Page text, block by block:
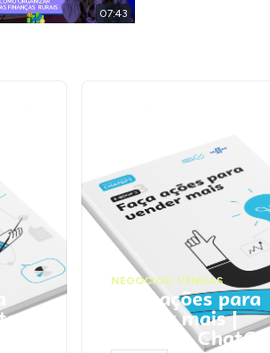
07:43
NEGÓCIOS, VENDAS
Faça ações para
vender mais |
Prompts ChatGPT